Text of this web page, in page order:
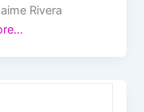
Rivera